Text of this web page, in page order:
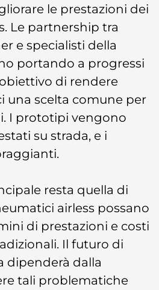
le prestazioni dei
Le partnership tra
e specialisti della
portando a progressi
di rendere
una scelta comune per
I prototipi vengono
su strada, e i
resta quella di
airless possano
di prestazioni e costi
Il futuro di
dipenderà dalla
tali problematiche